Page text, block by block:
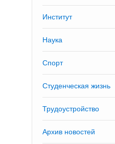
Институт
Наука
Спорт
Студенческая жизнь
Трудоустройство
Архив новостей